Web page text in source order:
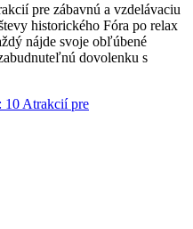
pre zábavnú a vzdelávaciu
historického Fóra po relax
nájde svoje obľúbené
dovolenku s
Atrakcií pre